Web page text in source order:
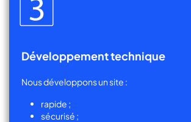
Développement technique
Nous développons un site :
rapide ;
sécurisé ;